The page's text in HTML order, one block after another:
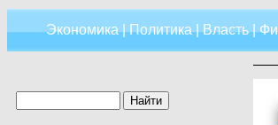
Экономика|Политика|Власть|